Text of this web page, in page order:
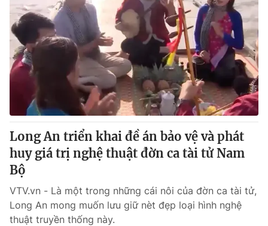
® Cấm sao chép dưới mọi hình thức nếu không có sự chấp
thuận bằng văn bản. Ghi rõ nguồn VTV.vn khi phát hành lại
thông tin từ website này.
Long An triển khai đề án bảo vệ và phát
huy giá trị nghệ thuật đờn ca tài tử Nam
Bộ
VTV.vn - Là một trong những cái nôi của đờn ca tài tử,
Long An mong muốn lưu giữ nèt đẹp loại hình nghệ
thuật truyền thống này.